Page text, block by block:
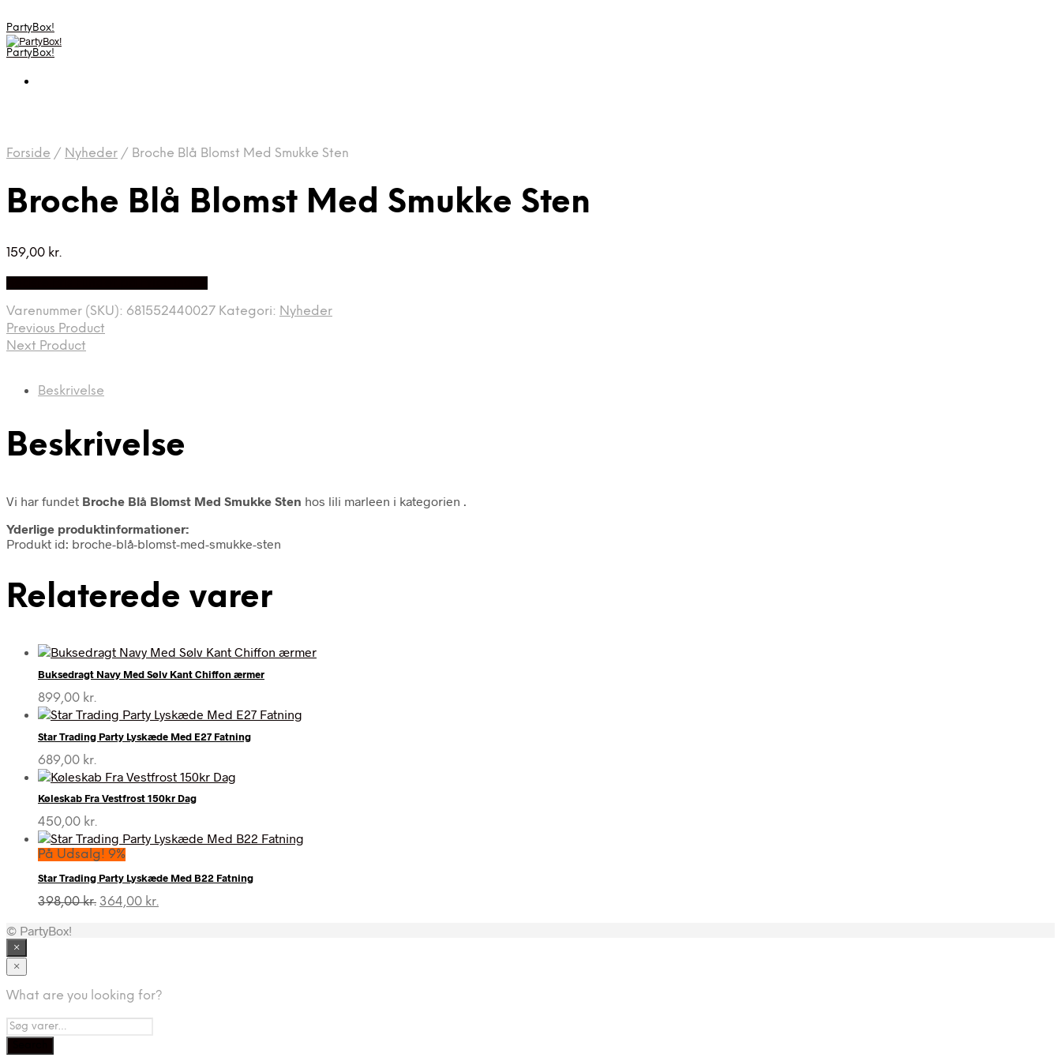
PartyBox!
PartyBox!
Forside / Nyheder / Broche Blå Blomst Med Smukke Sten
Broche Blå Blomst Med Smukke Sten
159,00 kr.
Varenummer (SKU): 681552440027 Kategori: Nyheder
Previous Product
Next Product
Beskrivelse
Beskrivelse
Vi har fundet Broche Blå Blomst Med Smukke Sten hos lili marleen i kategorien
Yderlige produktinformationer:
Produkt id: broche-blå-blomst-med-smukke-sten
Relaterede varer
Buksedragt Navy Med Sølv Kant Chiffon ærmer
899,00 kr.
Star Trading Party Lyskæde Med E27 Fatning
689,00 kr.
Køleskab Fra Vestfrost 150kr Dag
450,00 kr.
På Udsalg! 9%
Star Trading Party Lyskæde Med B22 Fatning
398,00kr. Den
364,00 kr.
© PartyBox!
×
×
What are you looking for?